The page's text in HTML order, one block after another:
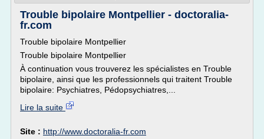
Trouble bipolaire Montpellier - doctoralia-
fr.com
Trouble bipolaire Montpellier
Trouble bipolaire Montpellier
À continuation vous trouverez les spécialistes en Trouble
bipolaire, ainsi que les professionnels qui traitent Trouble
bipolaire: Psychiatres, Pédopsychiatres,...
Lire la suite
Site : http://www.doctoralia-fr.com